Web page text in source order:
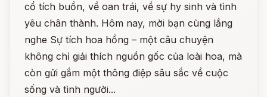
cổ tích buồn, về oan trái, về sự hy sinh và tình
yêu chân thành. Hôm nay, mời bạn cùng lắng
nghe Sự tích hoa hồng – một câu chuyện
không chỉ giải thích nguồn gốc của loài hoa, mà
còn gửi gắm một thông điệp sâu sắc về cuộc
sống và tình người...